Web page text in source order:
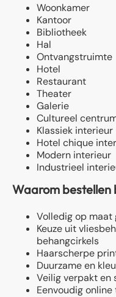
Woonkamer
Kantoor
Bibliotheek
Hal
Ontvangstruimte
Hotel
Restaurant
Theater
Galerie
Cultureel
Klassiek interieur
Hotel chique
Modern interieur
Industrieel
Waarom bestellen
Volledig op maat
Keuze uit
behangcirkels
Haarscherpe
Duurzame en
Veilig verpakt en
Eenvoudig